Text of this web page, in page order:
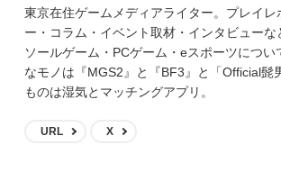
東京在住ゲームメディアライター。プレイレ
ー・コラム・イベント取材・インタビューな
ソールゲーム・PCゲーム・eスポーツについ
なモノは『MGS2』と『BF3』と「Official髭
ものは湿気とマッチングアプリ。
URL X